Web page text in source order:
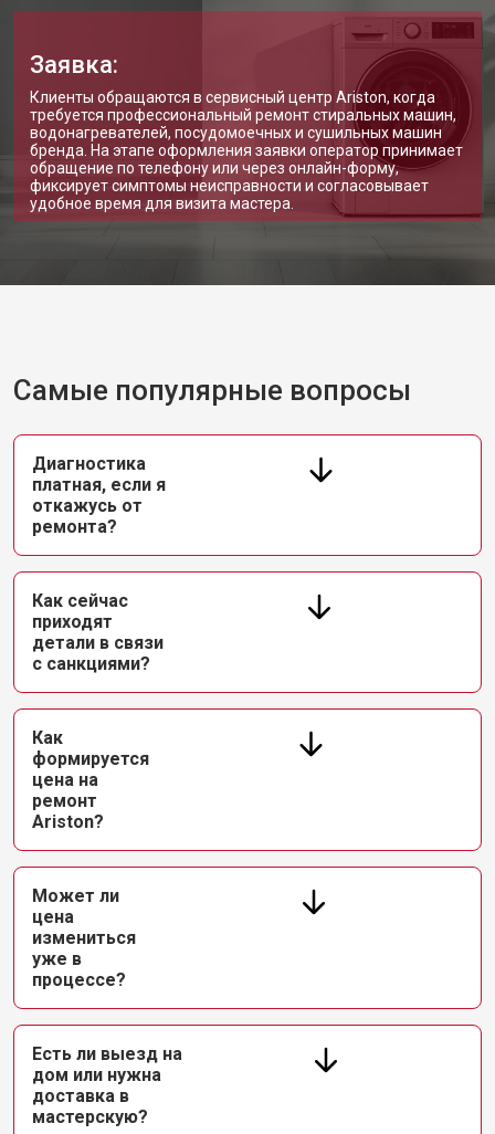
Заявка:
Клиенты обращаются в сервисный центр Ariston, когда
требуется профессиональный ремонт стиральных машин,
водонагревателей, посудомоечных и сушильных машин
бренда. На этапе оформления заявки оператор принимает
обращение по телефону или через онлайн-форму,
фиксирует симптомы неисправности и согласовывает
удобное время для визита мастера.
Самые популярные вопросы
Диагностика
платная, если я
откажусь от
ремонта?
Как сейчас
приходят
детали в связи
с санкциями?
Как
формируется
цена на
ремонт
Ariston?
Может ли
цена
измениться
уже в
процессе?
Есть ли выезд на
дом или нужна
доставка в
мастерскую?